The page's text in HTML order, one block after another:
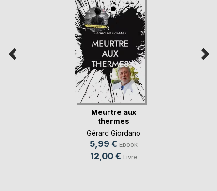
Meurtre aux
thermes
Gérard Giordano
5,99 € Ebook
12,00 € Livre